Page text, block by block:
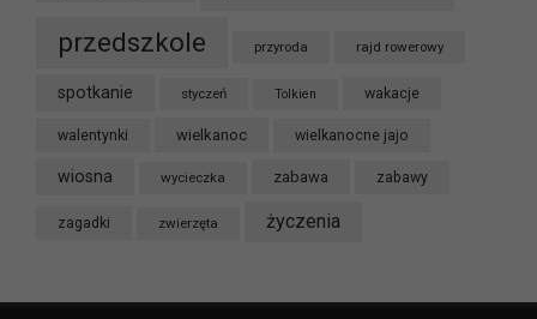
przedszkole przyroda rajd rowerowy
spotkanie styczeń Tolkien wakacje
walentynki wielkanoc wielkanocne jajo
wiosna wycieczka zabawa zabawy
zagadki zwierzęta życzenia